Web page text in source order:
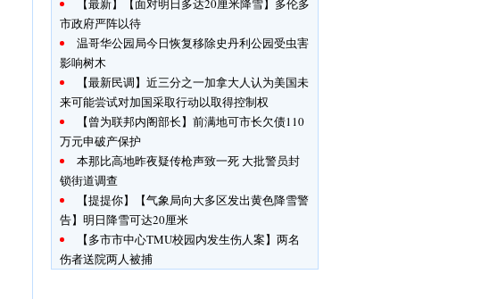
【最新】【面对明日多达20厘米降雪】多伦多
市政府严阵以待
温哥华公园局今日恢复移除史丹利公园受虫害
影响树木
【最新民调】近三分之一加拿大人认为美国未
来可能尝试对加国采取行动以取得控制权
【曾为联邦内阁部长】前满地可市长欠债110
万元申破产保护
本那比高地昨夜疑传枪声致一死 大批警员封
锁街道调查
【提提你】【气象局向大多区发出黄色降雪警
告】明日降雪可达20厘米
【多市市中心TMU校园内发生伤人案】两名
伤者送院两人被捕